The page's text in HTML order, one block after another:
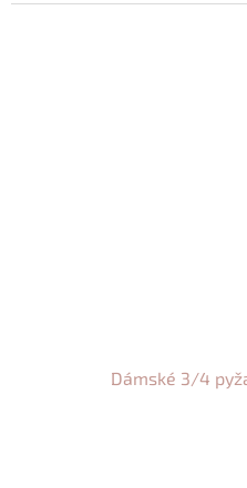
Dámské 3/4